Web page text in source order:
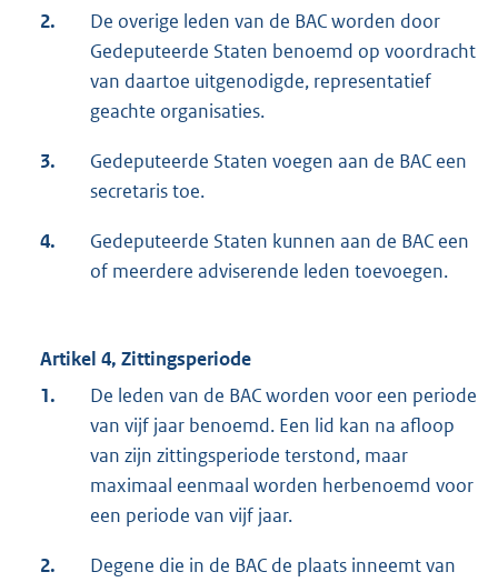
2.
De overige leden van de BAC worden door
Gedeputeerde Staten benoemd op voordracht
van daartoe uitgenodigde, representatief
geachte organisaties.
3.
Gedeputeerde Staten voegen aan de BAC een
secretaris toe.
4.
Gedeputeerde Staten kunnen aan de BAC een
of meerdere adviserende leden toevoegen.
Artikel 4, Zittingsperiode
1.
De leden van de BAC worden voor een periode
van vijf jaar benoemd. Een lid kan na afloop
van zijn zittingsperiode terstond, maar
maximaal eenmaal worden herbenoemd voor
een periode van vijf jaar.
2.
Degene die in de BAC de plaats inneemt van